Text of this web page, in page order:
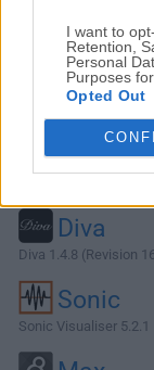
I want to
Retention,
Personal
Purposes
Opted Out
Diva
Diva 1.4.8 (Revision
Sonic
Sonic Visualiser 5.2.1